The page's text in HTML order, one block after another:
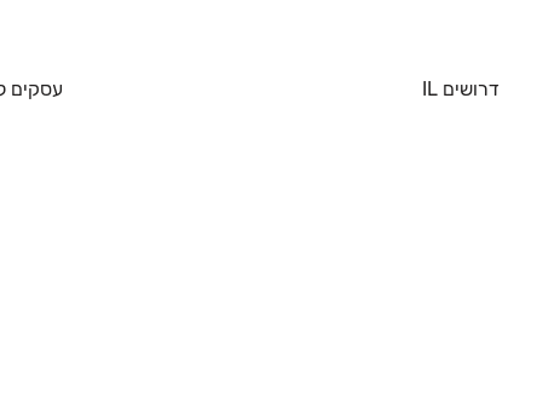
דרושים IL עסקים